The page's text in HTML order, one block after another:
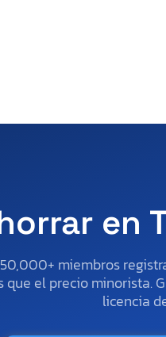
en
miembros
que el precio minorista.
licencia